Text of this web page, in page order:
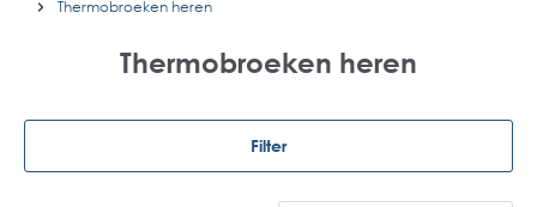
Thermobroeken heren
Thermobroeken heren
Filter